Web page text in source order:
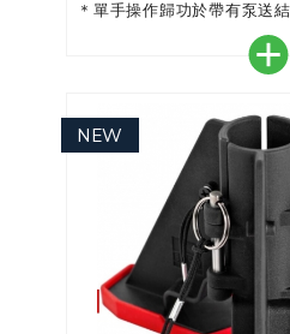
＊單手操作歸功於帶有泵送
＊快速滑動按鈕，伸縮桿可
＊透過旋轉握把上的支撐來